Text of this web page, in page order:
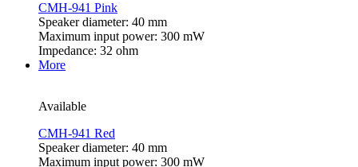
CMH-941 Pink
Speaker diameter: 40 mm
Maximum input power: 300 mW
Impedance: 32 ohm
More
Available
CMH-941 Red
Speaker diameter: 40 mm
Maximum input power: 300 mW